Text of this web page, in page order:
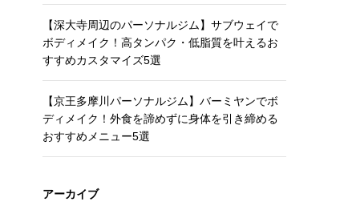
【深大寺周辺のパーソナルジム】サブウェイで
ボディメイク！高タンパク・低脂質を叶えるお
すすめカスタマイズ5選
【京王多摩川パーソナルジム】バーミヤンでボ
ディメイク！外食を諦めずに身体を引き締める
おすすめメニュー5選
アーカイブ